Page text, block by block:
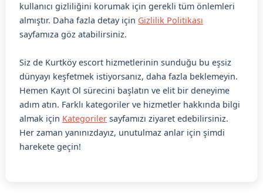
kullanıcı gizliliğini korumak için gerekli tüm önlemleri
almıştır. Daha fazla detay için Gizlilik Politikası
sayfamıza göz atabilirsiniz.
Siz de Kurtköy escort hizmetlerinin sunduğu bu eşsiz
dünyayı keşfetmek istiyorsanız, daha fazla beklemeyin.
Hemen Kayıt Ol sürecini başlatın ve elit bir deneyime
adım atın. Farklı kategoriler ve hizmetler hakkında bilgi
almak için Kategoriler sayfamızı ziyaret edebilirsiniz.
Her zaman yanınızdayız, unutulmaz anlar için şimdi
harekete geçin!